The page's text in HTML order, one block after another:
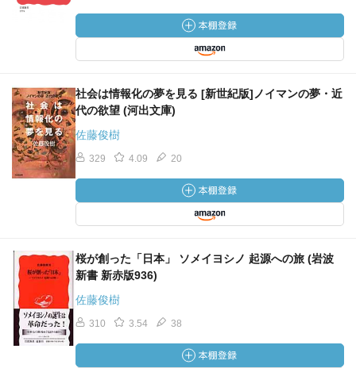
社会は情報化の夢を見る [新世紀版]ノイマンの夢・近
代の欲望 (河出文庫)
佐藤俊樹
329 4.09 20
桜が創った「日本」 ソメイヨシノ 起源への旅 (岩波
新書 新赤版936)
佐藤俊樹
310 3.54 38